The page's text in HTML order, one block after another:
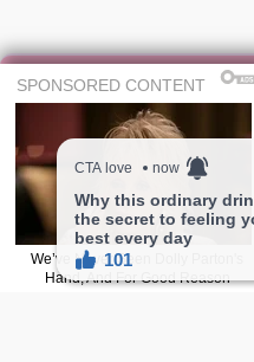
Sharefie
赞助计划
我的收藏
服务条款